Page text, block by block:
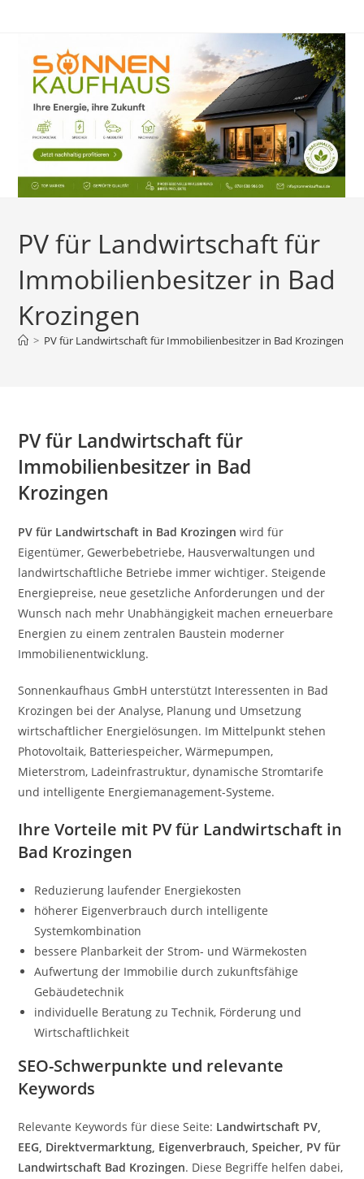
PV für Landwirtschaft für
Immobilienbesitzer in Bad
Krozingen
> PV für Landwirtschaft für Immobilienbesitzer in Bad Krozingen
PV für Landwirtschaft für
Immobilienbesitzer in Bad
Krozingen
PV für Landwirtschaft in Bad Krozingen wird für
Eigentümer, Gewerbebetriebe, Hausverwaltungen und
landwirtschaftliche Betriebe immer wichtiger. Steigende
Energiepreise, neue gesetzliche Anforderungen und der
Wunsch nach mehr Unabhängigkeit machen erneuerbare
Energien zu einem zentralen Baustein moderner
Immobilienentwicklung.
Sonnenkaufhaus GmbH unterstützt Interessenten in Bad
Krozingen bei der Analyse, Planung und Umsetzung
wirtschaftlicher Energielösungen. Im Mittelpunkt stehen
Photovoltaik, Batteriespeicher, Wärmepumpen,
Mieterstrom, Ladeinfrastruktur, dynamische Stromtarife
und intelligente Energiemanagement-Systeme.
Ihre Vorteile mit PV für Landwirtschaft in
Bad Krozingen
Reduzierung laufender Energiekosten
höherer Eigenverbrauch durch intelligente
Systemkombination
bessere Planbarkeit der Strom- und Wärmekosten
Aufwertung der Immobilie durch zukunftsfähige
Gebäudetechnik
individuelle Beratung zu Technik, Förderung und
Wirtschaftlichkeit
SEO-Schwerpunkte und relevante
Keywords
Relevante Keywords für diese Seite: Landwirtschaft PV,
EEG, Direktvermarktung, Eigenverbrauch, Speicher, PV für
Landwirtschaft Bad Krozingen. Diese Begriffe helfen dabei,